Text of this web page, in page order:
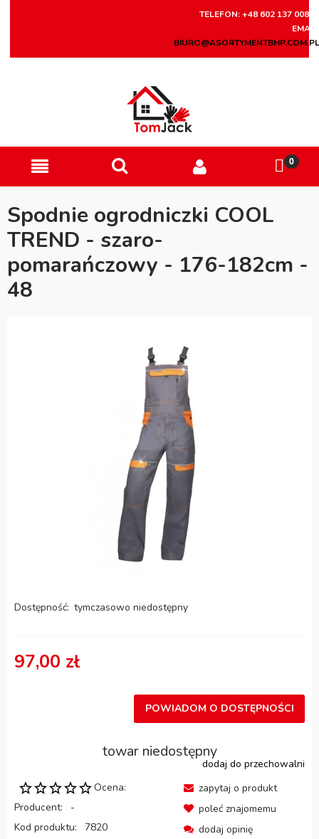
TELEFON: +48 602 137 008
EMAIL:
BIURO@ASORTYMENTBHP.COM.PL
Spodnie ogrodniczki COOL
TREND - szaro-
pomarańczowy - 176-182cm -
48
Dostępność: tymczasowo niedostępny
97,00 zł
POWIADOM O DOSTĘPNOŚCI
towar niedostępny
dodaj do przechowalni
Ocena:
Producent:
-
Kod produktu:
7820
zapytaj o produkt
poleć znajomemu
dodaj opinię